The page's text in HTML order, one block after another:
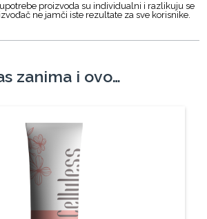
proizvoda su individualni i razlikuju se
ne jamči iste rezultate za sve korisnike.
zanima i ovo…